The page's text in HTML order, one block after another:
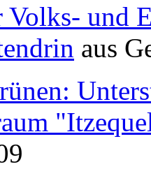
Volks- und
aus